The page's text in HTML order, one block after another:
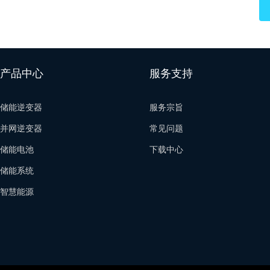
产品中心
储能逆变器
并网逆变器
储能电池
储能系统
智慧能源
服务支持
服务宗旨
常见问题
下载中心